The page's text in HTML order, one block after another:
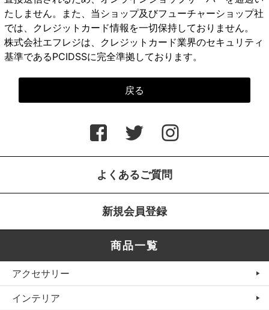
たしません。また、当ショップ及びフューチャーショップ社
では、クレジットカード情報を一切保持しておりません。
株式会社エフレジは、クレジットカード業界のセキュリティ
基準であるPCIDSSに完全準拠しております。
よくあるご質問
新規会員登録
商品一覧
アクセサリー
インテリア